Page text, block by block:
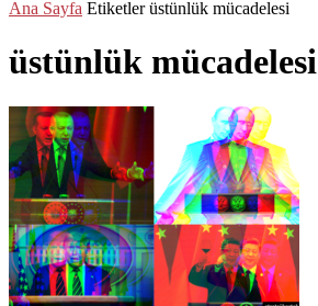
Ana Sayfa Etiketler üstünlük mücadelesi
üstünlük mücadelesi